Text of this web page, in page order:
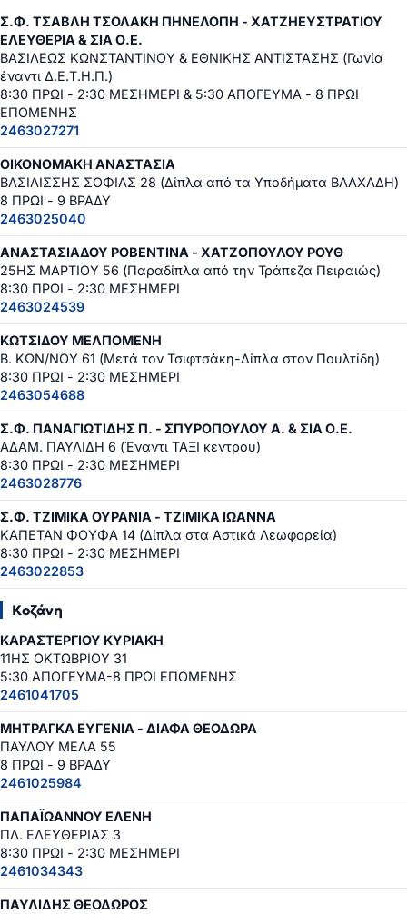
Σ.Φ. ΤΣΑΒΛΗ ΤΣΟΛΑΚΗ ΠΗΝΕΛΟΠΗ - ΧΑΤΖΗΕΥΣΤΡΑΤΙΟΥ
ΕΛΕΥΘΕΡΙΑ & ΣΙΑ Ο.Ε.
ΒΑΣΙΛΕΩΣ ΚΩΝΣΤΑΝΤΙΝΟΥ & ΕΘΝΙΚΗΣ ΑΝΤΙΣΤΑΣΗΣ (Γωνία
έναντι Δ.Ε.Τ.Η.Π.)
8:30 ΠΡΩΙ - 2:30 ΜΕΣΗΜΕΡΙ & 5:30 ΑΠΟΓΕΥΜΑ - 8 ΠΡΩΙ
ΕΠΟΜΕΝΗΣ
2463027271
ΟΙΚΟΝΟΜΑΚΗ ΑΝΑΣΤΑΣΙΑ
ΒΑΣΙΛΙΣΣΗΣ ΣΟΦΙΑΣ 28 (Δίπλα από τα Υποδήματα ΒΛΑΧΑΔΗ)
8 ΠΡΩΙ - 9 ΒΡΑΔΥ
2463025040
ΑΝΑΣΤΑΣΙΑΔΟΥ ΡΟΒΕΝΤΙΝΑ - ΧΑΤΖΟΠΟΥΛΟΥ ΡΟΥΘ
25ΗΣ ΜΑΡΤΙΟΥ 56 (Παραδίπλα από την Τράπεζα Πειραιώς)
8:30 ΠΡΩΙ - 2:30 ΜΕΣΗΜΕΡΙ
2463024539
ΚΩΤΣΙΔΟΥ ΜΕΛΠΟΜΕΝΗ
Β. ΚΩΝ/ΝΟΥ 61 (Μετά τον Τσιφτσάκη-Δίπλα στον Πουλτίδη)
8:30 ΠΡΩΙ - 2:30 ΜΕΣΗΜΕΡΙ
2463054688
Σ.Φ. ΠΑΝΑΓΙΩΤΙΔΗΣ Π. - ΣΠΥΡΟΠΟΥΛΟΥ Α. & ΣΙΑ Ο.Ε.
ΑΔΑΜ. ΠΑΥΛΙΔΗ 6 (Έναντι ΤΑΞΙ κεντρου)
8:30 ΠΡΩΙ - 2:30 ΜΕΣΗΜΕΡΙ
2463028776
Σ.Φ. ΤΖΙΜΙΚΑ ΟΥΡΑΝΙΑ - ΤΖΙΜΙΚΑ ΙΩΑΝΝΑ
ΚΑΠΕΤΑΝ ΦΟΥΦΑ 14 (Δίπλα στα Αστικά Λεωφορεία)
8:30 ΠΡΩΙ - 2:30 ΜΕΣΗΜΕΡΙ
2463022853
Κοζάνη
ΚΑΡΑΣΤΕΡΓΙΟΥ ΚΥΡΙΑΚΗ
11ΗΣ ΟΚΤΩΒΡΙΟΥ 31
5:30 ΑΠΟΓΕΥΜΑ-8 ΠΡΩΙ ΕΠΟΜΕΝΗΣ
2461041705
ΜΗΤΡΑΓΚΑ ΕΥΓΕΝΙΑ - ΔΙΑΦΑ ΘΕΟΔΩΡΑ
ΠΑΥΛΟΥ ΜΕΛΑ 55
8 ΠΡΩΙ - 9 ΒΡΑΔΥ
2461025984
ΠΑΠΑΪΩΑΝΝΟΥ ΕΛΕΝΗ
ΠΛ. ΕΛΕΥΘΕΡΙΑΣ 3
8:30 ΠΡΩΙ - 2:30 ΜΕΣΗΜΕΡΙ
2461034343
ΠΑΥΛΙΔΗΣ ΘΕΟΔΩΡΟΣ